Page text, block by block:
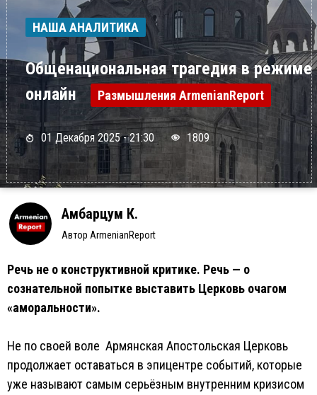
НАША АНАЛИТИКА
Общенациональная трагедия в режиме
онлайн
Размышления ArmenianReport
01 Декабря 2025 - 21:30 1809
Амбарцум К.
Автор ArmenianReport
Речь не о конструктивной критике. Речь — о
сознательной попытке выставить Церковь очагом
«аморальности».
Не по своей воле Армянская Апостольская Церковь
продолжает оставаться в эпицентре событий, которые
уже называют самым серьёзным внутренним кризисом